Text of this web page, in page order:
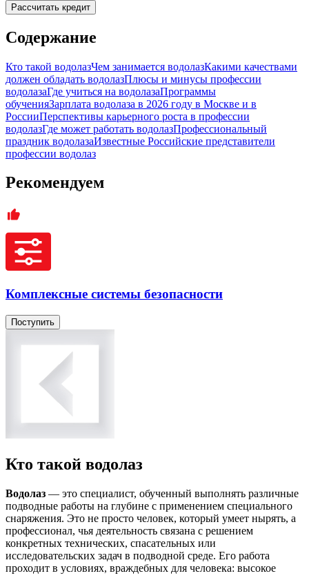
Рассчитать кредит
Содержание
Кто такой водолазЧем занимается водолазКакими качествами
должен обладать водолазПлюсы и минусы профессии
водолазаГде учиться на водолазаПрограммы
обученияЗарплата водолаза в 2026 году в Москве и в
РоссииПерспективы карьерного роста в профессии
водолазГде может работать водолазПрофессиональный
праздник водолазаИзвестные Российские представители
профессии водолаз
Рекомендуем
Комплексные системы безопасности
Поступить
Кто такой водолаз
Водолаз — это специалист, обученный выполнять различные
подводные работы на глубине с применением специального
снаряжения. Это не просто человек, который умеет нырять, а
профессионал, чья деятельность связана с решением
конкретных технических, спасательных или
исследовательских задач в подводной среде. Его работа
проходит в условиях, враждебных для человека: высокое